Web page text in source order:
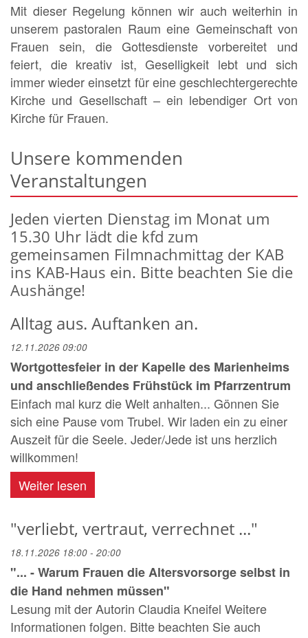
Mit dieser Regelung können wir auch weiterhin in
unserem pastoralen Raum eine Gemeinschaft von
Frauen sein, die Gottesdienste vorbereitet und
feiert, die kreativ ist, Geselligkeit lebt und sich
immer wieder einsetzt für eine geschlechtergerechte
Kirche und Gesellschaft – ein lebendiger Ort von
Kirche für Frauen.
Unsere kommenden
Veranstaltungen
Jeden vierten Dienstag im Monat um
15.30 Uhr lädt die kfd zum
gemeinsamen Filmnachmittag der KAB
ins KAB-Haus ein. Bitte beachten Sie die
Aushänge!
Alltag aus. Auftanken an.
12.11.2026 09:00
Wortgottesfeier in der Kapelle des Marienheims
und anschließendes Frühstück im Pfarrzentrum
Einfach mal kurz die Welt anhalten... Gönnen Sie
sich eine Pause vom Trubel. Wir laden ein zu einer
Auszeit für die Seele. Jeder/Jede ist uns herzlich
willkommen!
Weiter lesen
"verliebt, vertraut, verrechnet ..."
18.11.2026 18:00 - 20:00
"... - Warum Frauen die Altersvorsorge selbst in
die Hand nehmen müssen"
Lesung mit der Autorin Claudia Kneifel Weitere
Informationen folgen. Bitte beachten Sie auch